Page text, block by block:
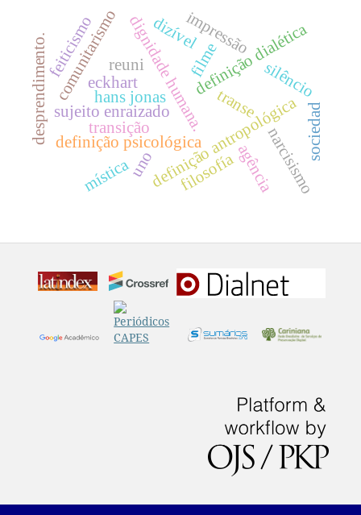
hans jonas
dignidade humana.
definição psicológica
definição dialética
definição antropológica
transe
filme
sujeito enraizado
agência
comunitarismo
desprendimento.
uno
silêncio
mística
eckhart
dizível
transição
impressão
narcisismo
feiticismo
sociedad
filosofía
reuni